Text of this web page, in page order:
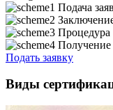
Подача
Процедура
Получение
Подать заявку
Виды